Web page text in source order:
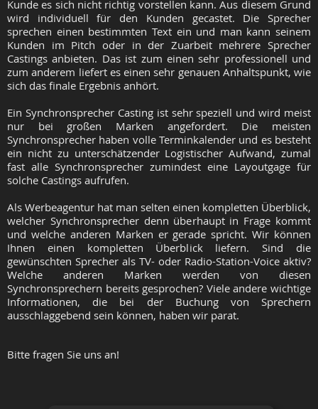
Kunde es sich nicht richtig vorstellen kann. Aus diesem Grund
wird individuell für den Kunden gecastet. Die Sprecher
sprechen einen bestimmten Text ein und man kann seinem
Kunden im Pitch oder in der Zuarbeit mehrere Sprecher
Castings anbieten. Das ist zum einen sehr professionell und
zum anderem liefert es einen sehr genauen Anhaltspunkt, wie
sich das finale Ergebnis anhört.
Ein Synchronsprecher Casting ist sehr speziell und wird meist
nur bei großen Marken angefordert. Die meisten
Synchronsprecher haben volle Terminkalender und es besteht
ein nicht zu unterschätzender Logistischer Aufwand, zumal
fast alle Synchronsprecher zumindest eine Layoutgage für
solche Castings aufrufen.
Als Werbeagentur hat man selten einen kompletten Überblick,
welcher Synchronsprecher denn überhaupt in Frage kommt
und welche anderen Marken er gerade spricht. Wir können
Ihnen einen kompletten Überblick liefern. Sind die
gewünschten Sprecher als TV- oder Radio-Station-Voice aktiv?
Welche anderen Marken werden von diesen
Synchronsprechern bereits gesprochen? Viele andere wichtige
Informationen, die bei der Buchung von Sprechern
ausschlaggebend sein können, haben wir parat.
Bitte fragen Sie uns an!